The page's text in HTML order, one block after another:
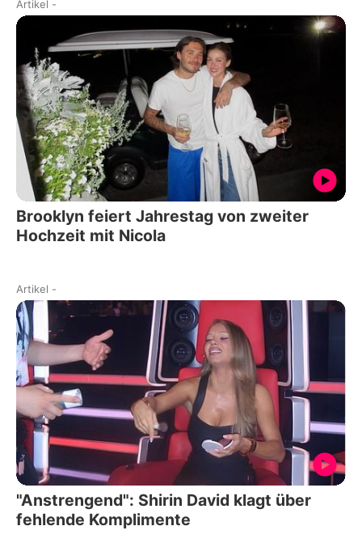
Artikel -
Brooklyn feiert Jahrestag von zweiter
Hochzeit mit Nicola
Artikel -
"Anstrengend": Shirin David klagt über
fehlende Komplimente